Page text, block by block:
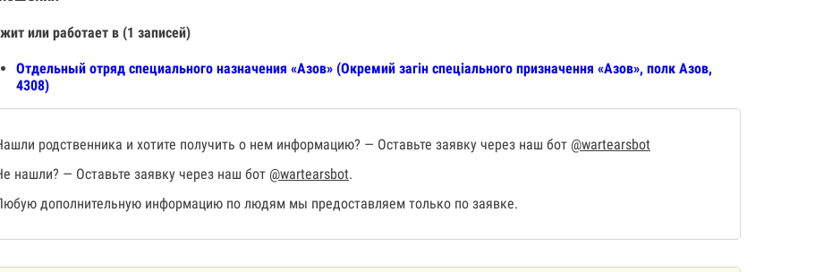
или работает в (1 записей)
Отдельный отряд специального назначения «Азов» (Окремий загін спеціального призначення «Азов», полк Азов,
4308)
родственника и хотите получить о нем информацию? — Оставьте заявку через наш бот @wartearsbot
нашли? — Оставьте заявку через наш бот @wartearsbot.
дополнительную информацию по людям мы предоставляем только по заявке.